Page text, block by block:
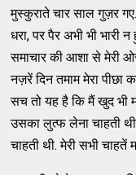
मुस्कुराते चार साल गुज़र
धरा, पर पैर अभी भी
समाचार की आशा से मेरी
नज़रें दिन तमाम मेरा
सच तो यह है कि मैं खुद भी
उसका लुत्फ लेना चाहती
चाहती थी. मेरी सभी चाहतें